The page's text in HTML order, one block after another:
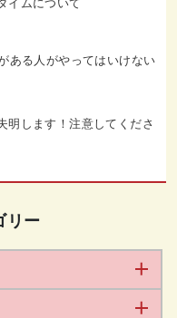
ある人がやってはいけない
明します！注意してくださ
リー